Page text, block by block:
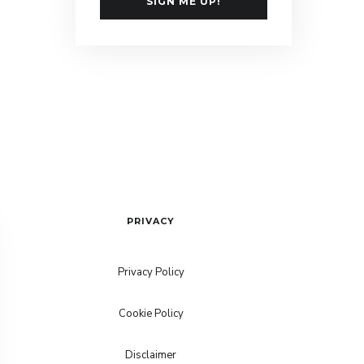
PRIVACY
Privacy Policy
Cookie Policy
Disclaimer